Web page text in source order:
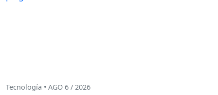
Tecnología • AGO 6 / 2026